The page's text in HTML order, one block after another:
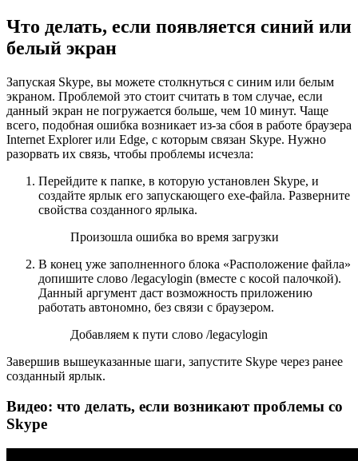
Что делать, если появляется синий или
белый экран
Запуская Skype, вы можете столкнуться с синим или белым
экраном. Проблемой это стоит считать в том случае, если
данный экран не погружается больше, чем 10 минут. Чаще
всего, подобная ошибка возникает из-за сбоя в работе браузера
Internet Explorer или Edge, с которым связан Skype. Нужно
разорвать их связь, чтобы проблемы исчезла:
Перейдите к папке, в которую установлен Skype, и
создайте ярлык его запускающего exe-файла. Разверните
свойства созданного ярлыка.
Произошла ошибка во время загрузки
В конец уже заполненного блока «Расположение файла»
допишите слово /legacylogin (вместе с косой палочкой).
Данный аргумент даст возможность приложению
работать автономно, без связи с браузером.
Добавляем к пути слово /legacylogin
Завершив вышеуказанные шаги, запустите Skype через ранее
созданный ярлык.
Видео: что делать, если возникают проблемы со
Skype